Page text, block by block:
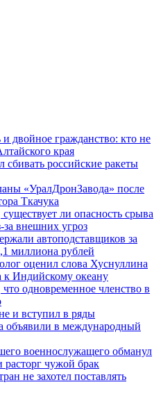
двойное гражданство: кто не
края
сбивать российские ракеты
«УралДронЗавода» после
Ткачука
ли опасность срыва
за внешних угроз
автоподставщиков за
миллиона рублей
оценил слова Хуснуллина
к Индийскому океану
одновременное членство в
и вступил в ряды
объявили в международный
военнослужащего обманул
расторг чужой брак
не захотел поставлять